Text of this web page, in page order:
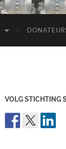
VOLG STICHTING